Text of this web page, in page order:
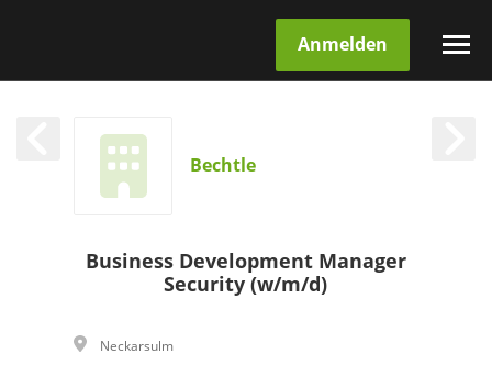
Anmelden
Bechtle
Business Development Manager
Security (w/m/d)
Neckarsulm